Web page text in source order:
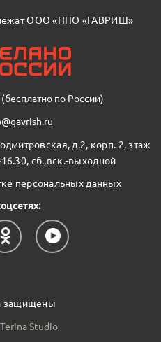
ООО «НПО «ГАВРИШ»
по России)
д.2, корп. 2, этаж
сб.,вск.-выходной
персональных данных
защищены
Studio